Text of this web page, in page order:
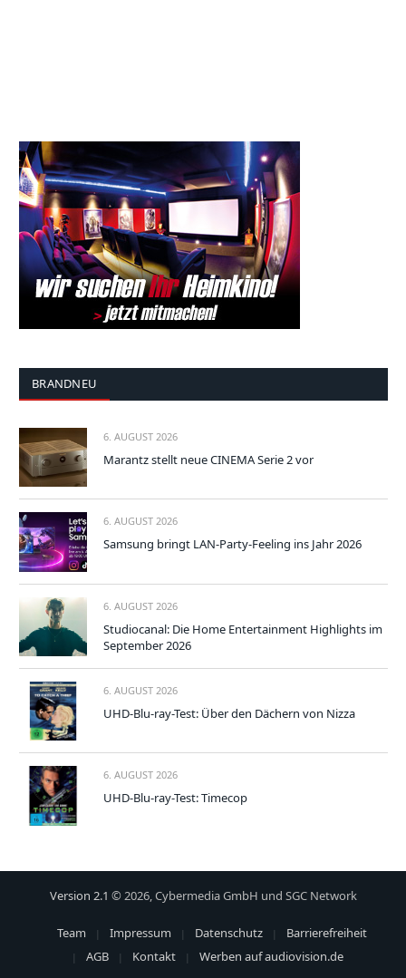
BRANDNEU
6. AUGUST 2026
Marantz stellt neue CINEMA Serie 2 vor
6. AUGUST 2026
Samsung bringt LAN-Party-Feeling ins Jahr 2026
6. AUGUST 2026
Studiocanal: Die Home Entertainment Highlights im
September 2026
6. AUGUST 2026
UHD-Blu-ray-Test: Über den Dächern von Nizza
6. AUGUST 2026
UHD-Blu-ray-Test: Timecop
Version 2.1 © 2026, Cybermedia GmbH und SGC Network
Team Impressum Datenschutz
Barrierefreiheit
AGB
Kontakt Werben auf audiovision.de